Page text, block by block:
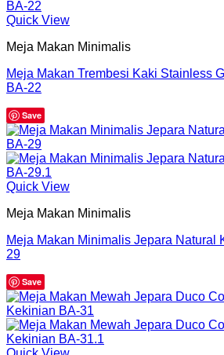
Quick View
Meja Makan Minimalis
Meja Makan Trembesi Kaki Stainless
BA-22
Save
Quick View
Meja Makan Minimalis
Meja Makan Minimalis Jepara Natural
29
Save